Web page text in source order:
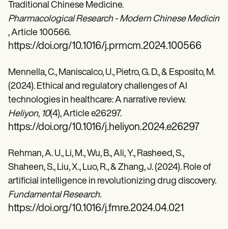
Traditional Chinese Medicine.
Pharmacological Research - Modern Chinese Medicine,
, Article 100566.
https://doi.org/10.1016/j.prmcm.2024.100566
Mennella, C., Maniscalco, U., Pietro, G. D., & Esposito, M.
(2024). Ethical and regulatory challenges of AI
technologies in healthcare: A narrative review.
Heliyon, 10(4), Article e26297.
https://doi.org/10.1016/j.heliyon.2024.e26297
Rehman, A. U., Li, M., Wu, B., Ali, Y., Rasheed, S.,
Shaheen, S., Liu, X., Luo, R., & Zhang, J. (2024). Role of
artificial intelligence in revolutionizing drug discovery.
Fundamental Research.
https://doi.org/10.1016/j.fmre.2024.04.021